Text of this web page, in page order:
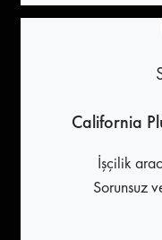
California
İşçilik
Sorunsuz